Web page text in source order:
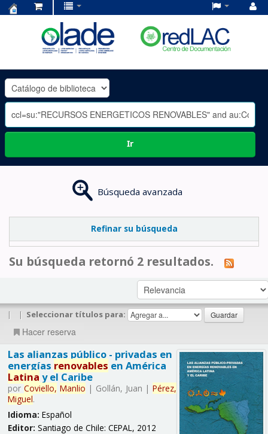
OLADE
-
Ir
Búsqueda avanzada
Refinar su búsqueda
Su búsqueda retornó 2 resultados.
| | Seleccionar títulos para:
Hacer reserva
Las alianzas público - privadas en
energías renovables en América
Latina y el Caribe
por Coviello, Manlio | Gollán, Juan | Pérez,
Miguel.
Idioma: Español
Editor: Santiago de Chile: CEPAL, 2012